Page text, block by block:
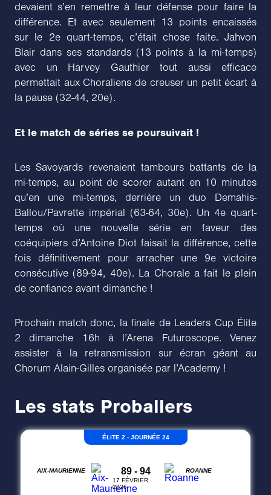
devaient s’en remettre à leur défense pour faire la
différence. Et avec seulement 13 points encaissés
sur le 2e quart-temps, c’était chose faite. Jahvon
Blair dans ses standards (13 points à la mi-temps)
avec un Harvey Gauthier tout aussi efficace
permettait aux Choraliens de creuser un petit écart à
la pause (32-44, 20e).
Et le match de séries se poursuivait !
Les Savoyards revenaient tambours battants de la
mi-temps, au point de scorer autant en 10 minutes
qu’en une mi-temps, derrière un duo Demahis-
Ballou/Pavrette impérial (63-64, 30e). Un 4e quart-
temps où une nouvelle série en faveur des
coéquipiers d’Antoine Diot faisait la différence, cette
fois définitivement pour arracher une 9e victoire
consécutive (89-94, 40e). La Chorale a fait le plein
de confiance avant dimanche !
Prochain match donc, la finale de Leaders Cup Élite
2 dimanche 16h à l’Arena Futuroscope. Venez
assister à la retransmission sur écran géant au
Chorum Alain-Gilles organisée par l’Academy !
Les stats Proballers